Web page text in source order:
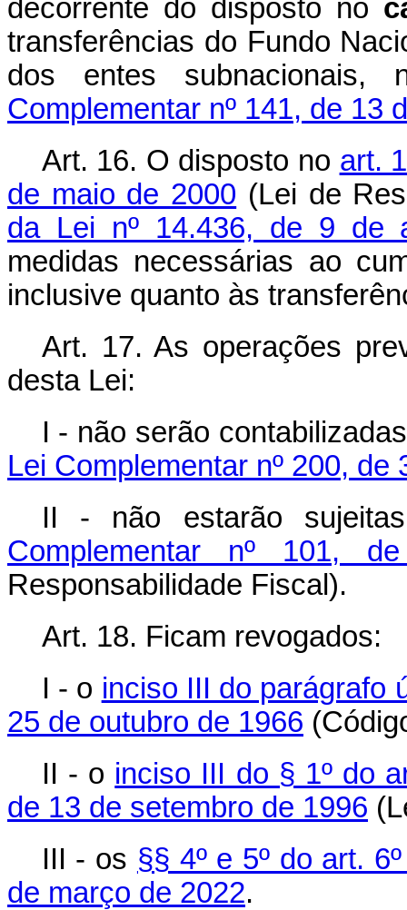
decorrente do disposto no
transferências do Fundo
dos entes
Complementar nº 141, de 13
Art. 16. O disposto no art.
de maio de 2000 (Lei de
da Lei nº 14.436, de 9 de
medidas necessárias ao
inclusive quanto às
Art. 17. As operações
desta Lei:
I - não serão
Lei Complementar nº 200, de
II - não estarão
Complementar nº 101,
Responsabilidade Fiscal).
Art. 18. Ficam revogados:
I - o inciso III do parágrafo
25 de outubro de 1966
II - o inciso III do § 1º do
de 13 de setembro de 1996
III - os §§ 4º e 5º do art.
de março de 2022.